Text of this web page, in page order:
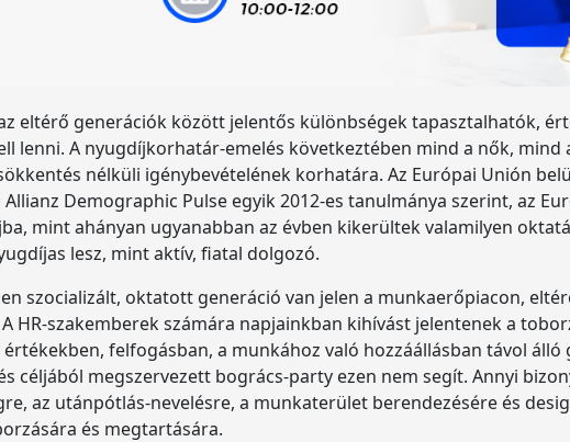
eltérő generációk között jelentős különbségek tapasztalhatók,
lenni. A nyugdíjkorhatár-emelés következtében mind a nők, mind
nélküli igénybevételének korhatára. Az Európai Unión
Demographic Pulse egyik 2012-es tanulmánya szerint, az
mint ahányan ugyanabban az évben kikerültek valamilyen
lesz, mint aktív, fiatal dolgozó.
szocializált, oktatott generáció van jelen a munkaerőpiacon,
HR-szakemberek számára napjainkban kihívást jelentenek a
felfogásban, a munkához való hozzáállásban távol álló
céljából megszervezett bogrács-party ezen nem segít. Annyi
az utánpótlás-nevelésre, a munkaterület berendezésére és
és megtartására.